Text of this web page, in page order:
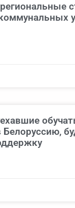
Белоруссию,